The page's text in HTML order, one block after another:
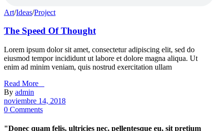
Art/Ideas/Project
The Speed Of Thought
Lorem ipsum dolor sit amet, consectetur adipiscing elit, sed do
eiusmod tempor incididunt ut labore et dolore magna aliqua. Ut
enim ad minim veniam, quis nostrud exercitation ullam
Read More _
By admin
noviembre 14, 2018
0 Comments
"Donec quam felis, ultricies nec, pellentesque eu, sit pretium